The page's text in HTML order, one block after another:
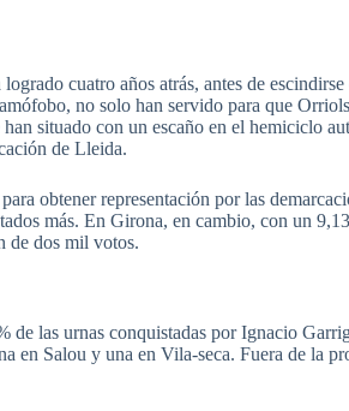
cuatro años atrás, antes de
no solo han servido para que
situado con un escaño en el hemiciclo
de Lleida.
obtener representación por las
más. En Girona, en cambio, con un
de dos mil votos.
las urnas conquistadas por Ignacio
en Salou y una en Vila-seca. Fuera de la